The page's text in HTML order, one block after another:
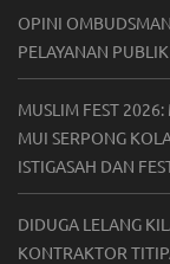
OPINI
PELAYANAN PUBLIK
MUSLIM FEST 2026:
MUI SERPONG
ISTIGASAH DAN
DIDUGA LELANG
KONTRAKTOR